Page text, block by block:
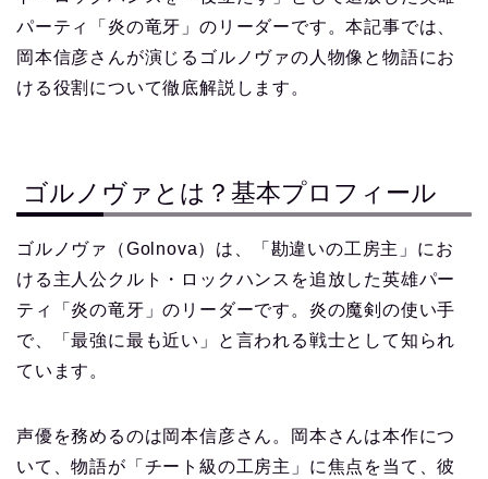
パーティ「炎の竜牙」のリーダーです。本記事では、
岡本信彦さんが演じるゴルノヴァの人物像と物語にお
ける役割について徹底解説します。
ゴルノヴァとは？基本プロフィール
ゴルノヴァ（Golnova）は、「勘違いの工房主」にお
ける主人公クルト・ロックハンスを追放した英雄パー
ティ「炎の竜牙」のリーダーです。炎の魔剣の使い手
で、「最強に最も近い」と言われる戦士として知られ
ています。
声優を務めるのは岡本信彦さん。岡本さんは本作につ
いて、物語が「チート級の工房主」に焦点を当て、彼